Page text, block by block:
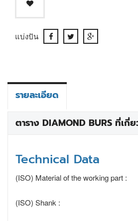
แบ่งปัน
รายละเอียด
ตาราง DIAMOND BURS ที่เกี่
Technical Data
(ISO) Material of the working part :
(ISO) Shank :